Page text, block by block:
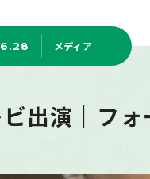
メディア
出演｜フ